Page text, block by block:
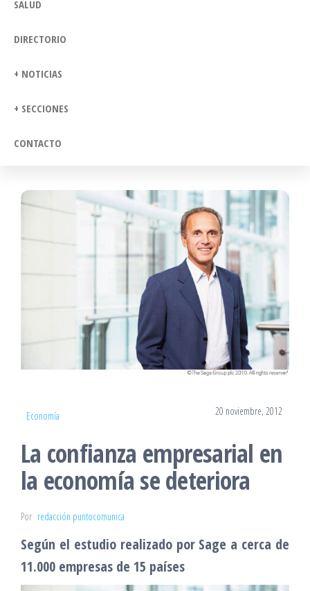
SALUD
DIRECTORIO
+ NOTICIAS
+ SECCIONES
CONTACTO
Economía 20 noviembre, 2012
La confianza empresarial en
la economía se deteriora
Por redacción puntocomunica
Según el estudio realizado por Sage a cerca de
11.000 empresas de 15 países